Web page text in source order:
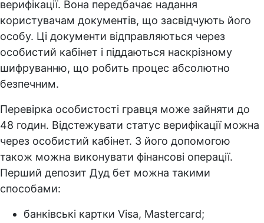
верифікації. Вона передбачає надання
користувачам документів, що засвідчують його
особу. Ці документи відправляються через
особистий кабінет і піддаються наскрізному
шифруванню, що робить процес абсолютно
безпечним.
Перевірка особистості гравця може зайняти до
48 годин. Відстежувати статус верифікації можна
через особистий кабінет. З його допомогою
також можна виконувати фінансові операції.
Перший депозит Дуд бет можна такими
способами:
банківські картки Visa, Mastercard;